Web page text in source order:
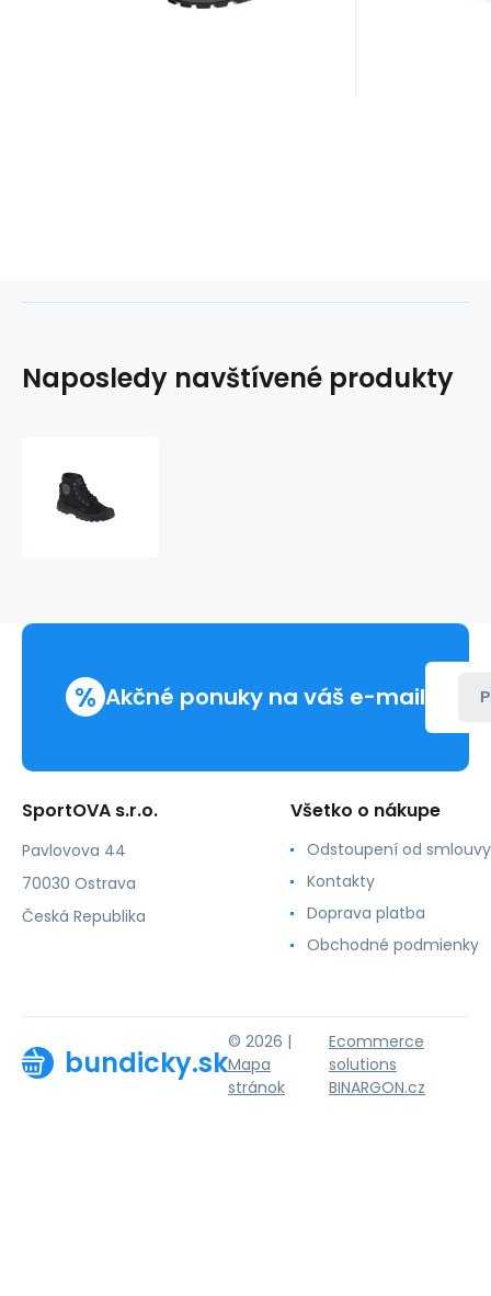
Naposledy navštívené produkty
001-
% Akčné ponuky na váš e-mail
SportOVA s.r.o.
Pavlovova 44
70030 Ostrava
Česká Republika
Všetko o nákupe
Odstoupení od smlouvy
Kontakty
Doprava platba
Obchodné podmienky
bundicky.sk
© 2026 |
Mapa
stránok
Ecommerce
solutions
BINARGON.cz